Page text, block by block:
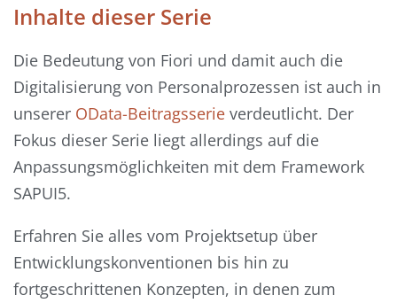
Inhalte dieser Serie
Die Bedeutung von Fiori und damit auch die
Digitalisierung von Personalprozessen ist auch in
unserer OData-Beitragsserie verdeutlicht. Der
Fokus dieser Serie liegt allerdings auf die
Anpassungsmöglichkeiten mit dem Framework
SAPUI5.
Erfahren Sie alles vom Projektsetup über
Entwicklungskonventionen bis hin zu
fortgeschrittenen Konzepten, in denen zum